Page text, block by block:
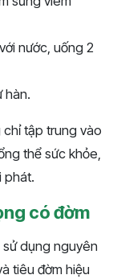
nước, uống 2
hàn.
tập trung vào
thể sức khỏe,
phát.
có đờm
dụng nguyên
tiêu đờm hiệu